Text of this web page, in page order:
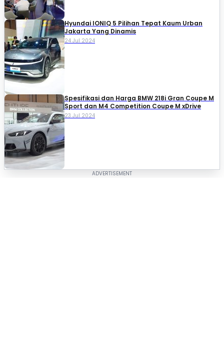
Hyundai IONIQ 5 Pilihan Tepat Kaum Urban
Jakarta Yang Dinamis
24 Jul 2024
Spesifikasi dan Harga BMW 218i Gran Coupe M
Sport dan M4 Competition Coupe M xDrive
23 Jul 2024